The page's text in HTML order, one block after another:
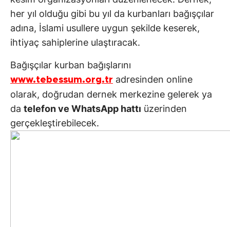
her yıl olduğu gibi bu yıl da kurbanları bağışçılar
adına, İslami usullere uygun şekilde keserek,
ihtiyaç sahiplerine ulaştıracak.
Bağışçılar kurban bağışlarını
www.tebessum.org.tr adresinden online
olarak, doğrudan dernek merkezine gelerek ya
da telefon ve WhatsApp hattı üzerinden
gerçekleştirebilecek.